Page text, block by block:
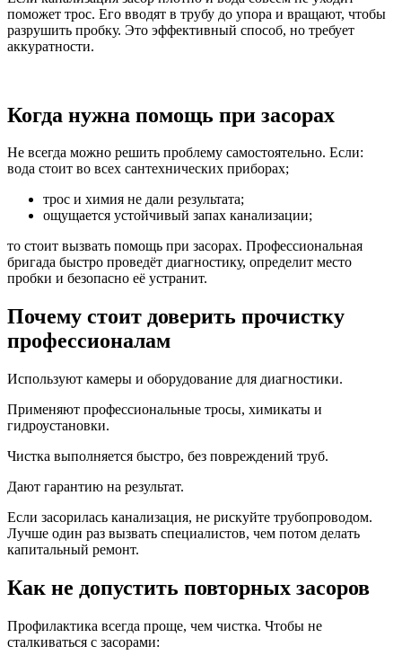
поможет трос. Его вводят в трубу до упора и вращают, чтобы
разрушить пробку. Это эффективный способ, но требует
аккуратности.
Когда нужна помощь при засорах
Не всегда можно решить проблему самостоятельно. Если:
вода стоит во всех сантехнических приборах;
трос и химия не дали результата;
ощущается устойчивый запах канализации;
то стоит вызвать помощь при засорах. Профессиональная
бригада быстро проведёт диагностику, определит место
пробки и безопасно её устранит.
Почему стоит доверить прочистку
профессионалам
Используют камеры и оборудование для диагностики.
Применяют профессиональные тросы, химикаты и
гидроустановки.
Чистка выполняется быстро, без повреждений труб.
Дают гарантию на результат.
Если засорилась канализация, не рискуйте трубопроводом.
Лучше один раз вызвать специалистов, чем потом делать
капитальный ремонт.
Как не допустить повторных засоров
Профилактика всегда проще, чем чистка. Чтобы не
сталкиваться с засорами: